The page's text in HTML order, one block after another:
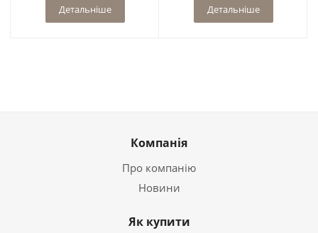
Детальніше Детальніше
Компанія
Про компанію
Новини
Як купити